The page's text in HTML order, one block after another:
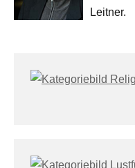
Leitner.